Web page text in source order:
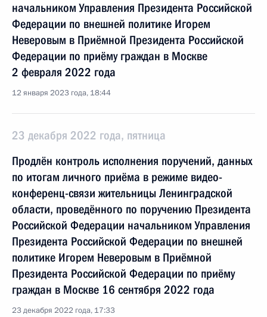
начальником Управления Президента Российской
Федерации по внешней политике Игорем
Неверовым в Приёмной Президента Российской
Федерации по приёму граждан в Москве
2 февраля 2022 года
12 января 2023 года, 18:44
23 декабря 2022 года, пятница
Продлён контроль исполнения поручений, данных
по итогам личного приёма в режиме видео-
конференц-связи жительницы Ленинградской
области, проведённого по поручению Президента
Российской Федерации начальником Управления
Президента Российской Федерации по внешней
политике Игорем Неверовым в Приёмной
Президента Российской Федерации по приёму
граждан в Москве 16 сентября 2022 года
23 декабря 2022 года, 17:33